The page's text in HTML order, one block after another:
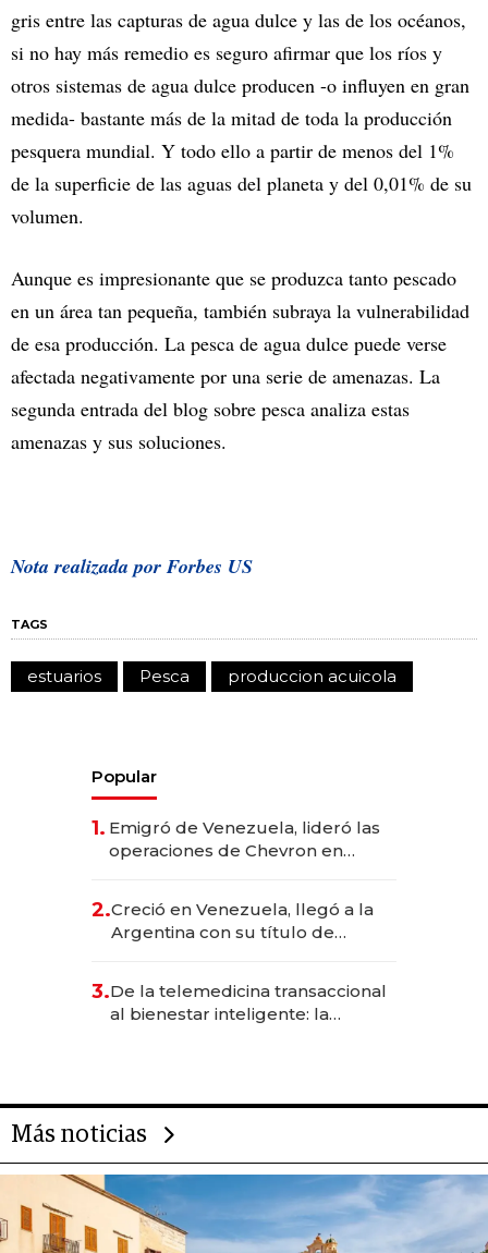
gris entre las capturas de agua dulce y las de los océanos,
si no hay más remedio es seguro afirmar que los ríos y
otros sistemas de agua dulce producen -o influyen en gran
medida- bastante más de la mitad de toda la producción
pesquera mundial. Y todo ello a partir de menos del 1%
de la superficie de las aguas del planeta y del 0,01% de su
volumen.
Aunque es impresionante que se produzca tanto pescado
en un área tan pequeña, también subraya la vulnerabilidad
de esa producción. La pesca de agua dulce puede verse
afectada negativamente por una serie de amenazas. La
segunda entrada del blog sobre pesca analiza estas
amenazas y sus soluciones.
Nota realizada por Forbes US
TAGS
estuarios Pesca produccion acuicola
Popular
1. Emigró de Venezuela, lideró las
operaciones de Chevron en
2.Creció en Venezuela, llegó a la
Argentina con su título de
las marcas "fast premium"
3.De la telemedicina transaccional
al bienestar inteligente: la
Más noticias